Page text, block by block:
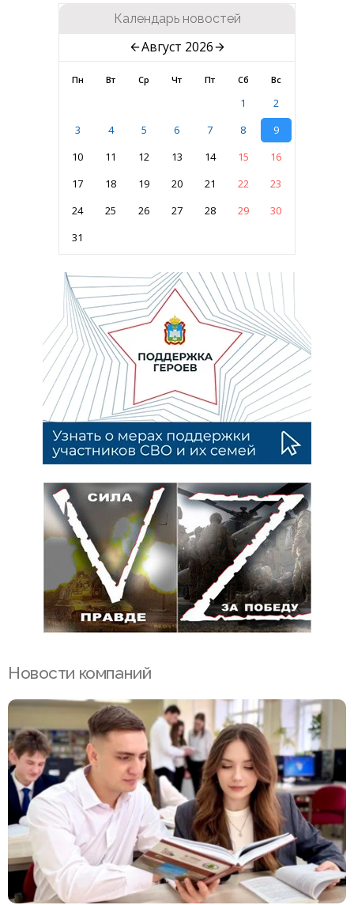
Календарь новостей
Август 2026
Пн Вт Ср Чт Пт Сб Вс
1
2
3
4 5 6 7 8
9
10
11 12 13 14 15
16
17
18 19 20 21 22
23
24
25 26 27 28 29
30
31
Новости компаний